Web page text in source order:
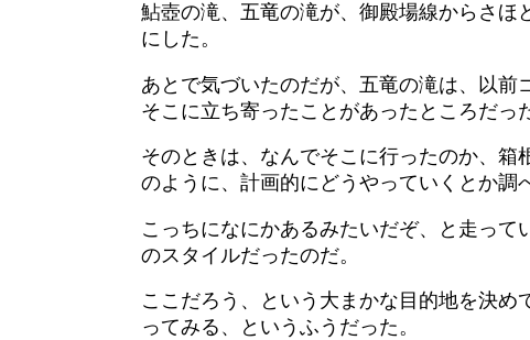
鮎壺の滝、五竜の滝が、御殿場線からさほ
にした。
あとで気づいたのだが、五竜の滝は、以前
そこに立ち寄ったことがあったところだっ
そのときは、なんでそこに行ったのか、箱
のように、計画的にどうやっていくとか調
こっちになにかあるみたいだぞ、と走っ
のスタイルだったのだ。
ここだろう、という大まかな目的地を決
ってみる、というふうだった。